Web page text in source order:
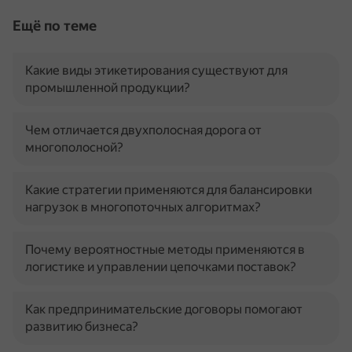
Ещё по теме
Какие виды этикетирования существуют для
промышленной продукции?
Чем отличается двухполосная дорога от
многополосной?
Какие стратегии применяются для балансировки
нагрузок в многопоточных алгоритмах?
Почему вероятностные методы применяются в
логистике и управлении цепочками поставок?
Как предпринимательские договоры помогают
развитию бизнеса?